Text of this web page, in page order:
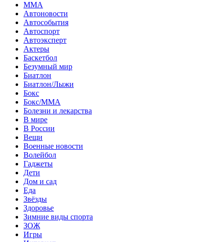
MMA
Автоновости
Автособытия
Автоспорт
Автоэксперт
Актеры
Баскетбол
Безумный мир
Биатлон
Биатлон/Лыжи
Бокс
Бокс/MMA
Болезни и лекарства
В мире
В России
Вещи
Военные новости
Волейбол
Гаджеты
Дети
Дом и сад
Еда
Звёзды
Здоровье
Зимние виды спорта
ЗОЖ
Игры